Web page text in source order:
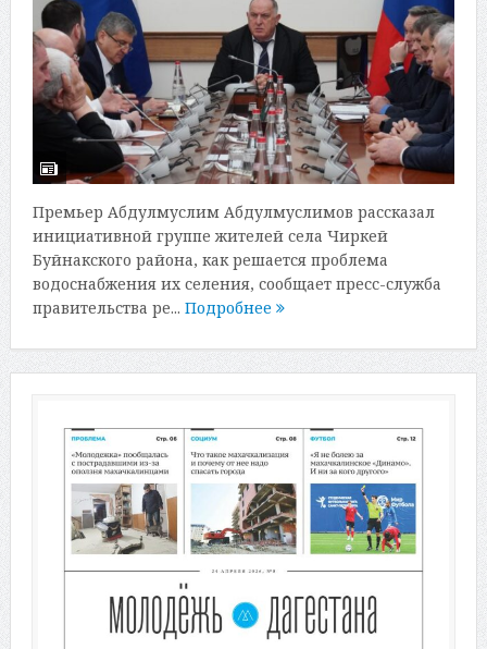
Премьер Абдулмуслим Абдулмуслимов рассказал
инициативной группе жителей села Чиркей
Буйнакского района, как решается проблема
водоснабжения их селения, сообщает пресс-служба
правительства ре... Подробнее